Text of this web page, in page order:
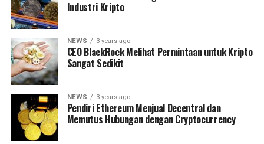
Industri Kripto
NEWS 3 years ago
CEO BlackRock Melihat Permintaan untuk Kripto
Sangat Sedikit
NEWS 3 years ago
Pendiri Ethereum Menjual Decentral dan
Memutus Hubungan dengan Cryptocurrency